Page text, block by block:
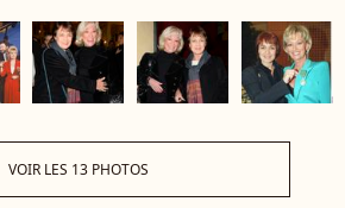
VOIR LES 13 PHOTOS